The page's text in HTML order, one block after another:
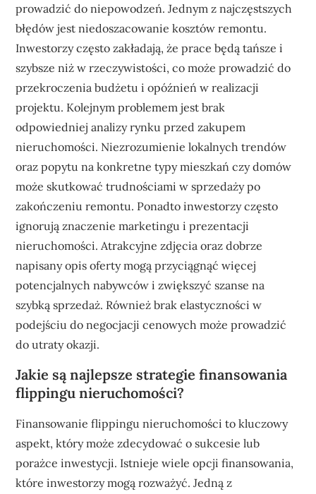
prowadzić do niepowodzeń. Jednym z najczęstszych
błędów jest niedoszacowanie kosztów remontu.
Inwestorzy często zakładają, że prace będą tańsze i
szybsze niż w rzeczywistości, co może prowadzić do
przekroczenia budżetu i opóźnień w realizacji
projektu. Kolejnym problemem jest brak
odpowiedniej analizy rynku przed zakupem
nieruchomości. Niezrozumienie lokalnych trendów
oraz popytu na konkretne typy mieszkań czy domów
może skutkować trudnościami w sprzedaży po
zakończeniu remontu. Ponadto inwestorzy często
ignorują znaczenie marketingu i prezentacji
nieruchomości. Atrakcyjne zdjęcia oraz dobrze
napisany opis oferty mogą przyciągnąć więcej
potencjalnych nabywców i zwiększyć szanse na
szybką sprzedaż. Również brak elastyczności w
podejściu do negocjacji cenowych może prowadzić
do utraty okazji.
Jakie są najlepsze strategie finansowania
flippingu nieruchomości?
Finansowanie flippingu nieruchomości to kluczowy
aspekt, który może zdecydować o sukcesie lub
porażce inwestycji. Istnieje wiele opcji finansowania,
które inwestorzy mogą rozważyć. Jedną z